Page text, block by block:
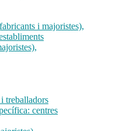
i majoristes),
treballadors
centres